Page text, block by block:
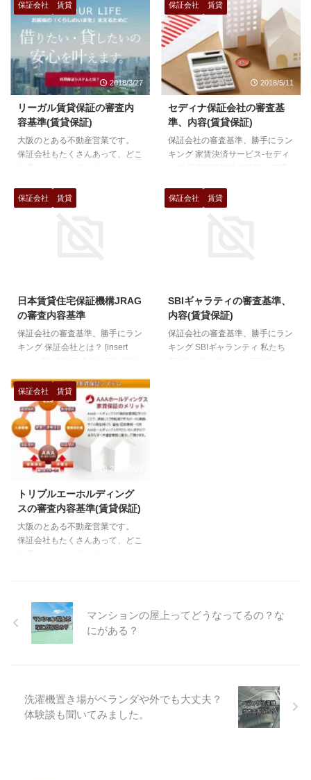
保証会社 賃貸
2018/3/27
リーガル賃貸保証の審査内
容基準(賃貸保証)
大阪のとある不動産営業です。
保証会社もたくさんあって、どこ
社指定の保証会社を使うことにな
ります。 今回はリーガル賃貸保
c%e4%bc%9a%e7%a4%be%e3
%81%a8%e3%81%af%ef%bc%
9f' display='content'] リーガル賃
貸保証㈱ リーガル賃 ...
保証会社 賃貸
2018/5/11
セディナ保証会社の審査基
準、内容(賃貸保証)
保証会社の審査基準、勝手にラン
キング 家賃決済サービス-セディ
預金口座より毎月自動引落をし、
管理会社さまにはセディナが一括
す。 セディナカードを使った集
金代行の家賃保証です。 信販系
保証会社の特徴 近年、増えてき
た信販系保証会社ですが、普通の
保証会社にはない、特徴がありま
保証会社 賃貸
日本賃貸住宅保証機構JRAG
の審査内容基準
保証会社の審査基準、勝手にラン
キング 保証会社とは？ [insert
%81%a8%e3%81%af%ef%bc%
9f' display='content'] 日本賃貸住
宅保証機構株式会社(JRAG) 「み
ぢかな安心」をお届けいたします
私ども、ＪＲＡＧ―日本賃貸住宅
保証機構株式会社は平成１９年設
立以来、質実であり堅実であるこ
とが信頼を得るという信念に基づ
き賃貸家賃保証事業を中心に事業
を展開してまいりま ...
保証会社 賃貸
SBIギャラティの審査基準、
内容(賃貸保証)
保証会社の審査基準、勝手にラン
キング SBIギャランティ 私たち
保証会社 賃貸
2018/3/27
トリプルエーホルディング
スの審査内容基準(賃貸保証)
大阪のとある不動産営業です。
保証会社もたくさんあって、どこ
ールディングスという保証会社に
ついて、書きたいと思います。
保証会社の審査基準、勝手にラン
%81%a8%e3%81%af%ef%bc%
9f' display='content'] トリプルエ
ーホール ...
マンションの屋上ってどうなってるの？な
にがある？
洗濯機置き場がベランダや外でも大丈夫？
体験談も聞いてみました。